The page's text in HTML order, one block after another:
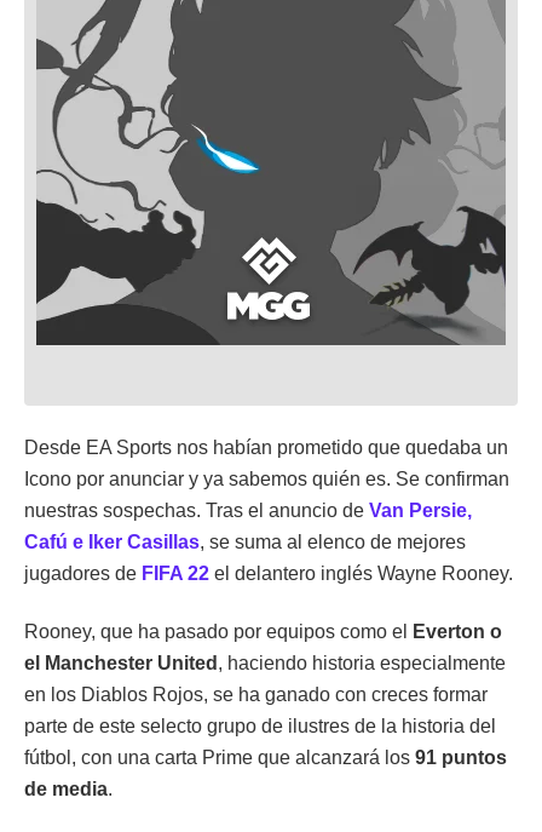
Desde EA Sports nos habían prometido que quedaba un
Icono por anunciar y ya sabemos quién es. Se confirman
nuestras sospechas. Tras el anuncio de Van Persie,
Cafú e Iker Casillas, se suma al elenco de mejores
jugadores de FIFA 22 el delantero inglés Wayne Rooney.
Rooney, que ha pasado por equipos como el
Everton o
el Manchester United , haciendo historia especialmente
en los Diablos Rojos, se ha ganado con creces formar
parte de este selecto grupo de ilustres de la historia del
fútbol, con una carta Prime que alcanzará los 91 puntos
de media.